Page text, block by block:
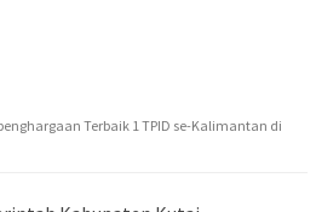
Terbaik 1 TPID se-Kalimantan di